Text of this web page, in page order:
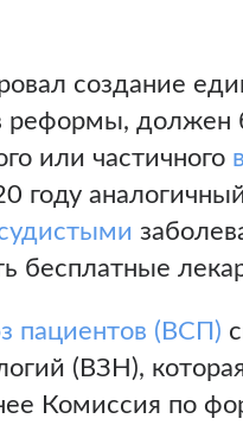
создание
реформы,
или частичного
году
бесплатные
пациентов (ВСП)
(ВЗН),
Комиссия по